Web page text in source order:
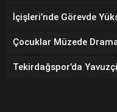
İçişleri’nde Görevde
Çocuklar Müzede
Tekirdağspor’da